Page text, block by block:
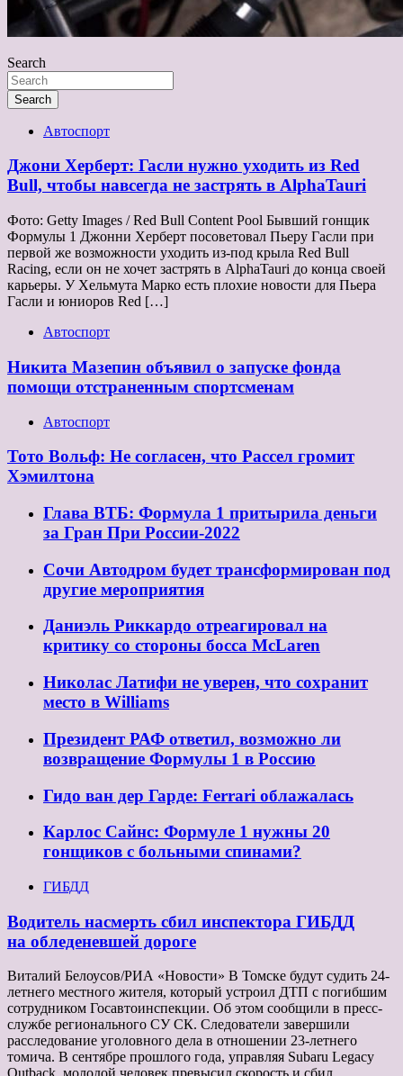
Search
Search
Автоспорт
Джони Херберт: Гасли нужно уходить из Red
Bull, чтобы навсегда не застрять в AlphaTauri
Фото: Getty Images / Red Bull Content Pool Бывший гонщик
Формулы 1 Джонни Херберт посоветовал Пьеру Гасли при
первой же возможности уходить из-под крыла Red Bull
Racing, если он не хочет застрять в AlphaTauri до конца своей
карьеры. У Хельмута Марко есть плохие новости для Пьера
Гасли и юниоров Red […]
Автоспорт
Никита Мазепин объявил о запуске фонда
помощи отстраненным спортсменам
Автоспорт
Тото Вольф: Не согласен, что Рассел громит
Хэмилтона
Глава ВТБ: Формула 1 притырила деньги
за Гран При России-2022
Сочи Автодром будет трансформирован под
другие мероприятия
Даниэль Риккардо отреагировал на
критику со стороны босса McLaren
Николас Латифи не уверен, что сохранит
место в Williams
Президент РАФ ответил, возможно ли
возвращение Формулы 1 в Россию
Гидо ван дер Гарде: Ferrari облажалась
Карлос Сайнс: Формуле 1 нужны 20
гонщиков с больными спинами?
ГИБДД
Водитель насмерть сбил инспектора ГИБДД
на обледеневшей дороге
Виталий Белоусов/РИА «Новости» В Томске будут судить 24-
летнего местного жителя, который устроил ДТП с погибшим
сотрудником Госавтоинспекции. Об этом сообщили в пресс-
службе регионального СУ СК. Следователи завершили
расследование уголовного дела в отношении 23-летнего
томича. В сентябре прошлого года, управляя Subaru Legacy